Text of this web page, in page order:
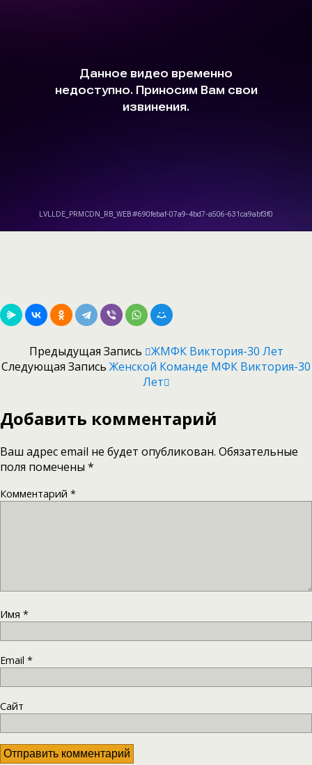
Предыдущая Запись
ЖМФК Виктория-30 Лет
Следующая Запись Женской Команде МФК Виктория-30
Лет
Добавить комментарий
Ваш адрес email не будет опубликован. Обязательные
поля помечены *
Комментарий *
Имя *
Email *
Сайт